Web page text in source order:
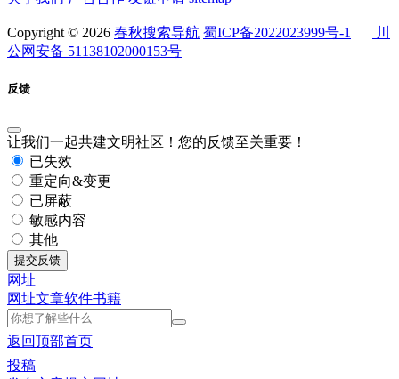
Copyright © 2026 春秋搜索导航 蜀ICP备2022023999号-1
川
公网安备 51138102000153号
反馈
让我们一起共建文明社区！您的反馈至关重要！
已失效
重定向&变更
已屏蔽
敏感内容
其他
提交反馈
网址
网址文章软件书籍
返回顶部首页
投稿